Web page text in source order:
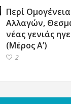
Περί
Αλλαγών,
νέας γενιάς
(Μέρος Α’)
2